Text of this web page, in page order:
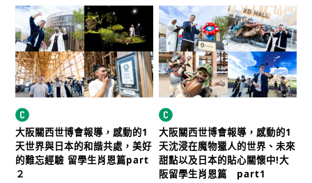
大阪關西世博會報導，感動的1
天世界與日本的和諧共處，美好
的難忘經驗 留學生肖恩篇part
２
大阪關西世博會報導，感動的1
天沈浸在魔物獵人的世界、未來
甜點以及日本的貼心關懷中!大
阪留學生肖恩篇 part1